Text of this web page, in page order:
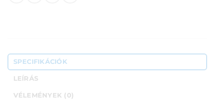
SPECIFIKÁCIÓK
LEÍRÁS
VÉLEMÉNYEK (0)